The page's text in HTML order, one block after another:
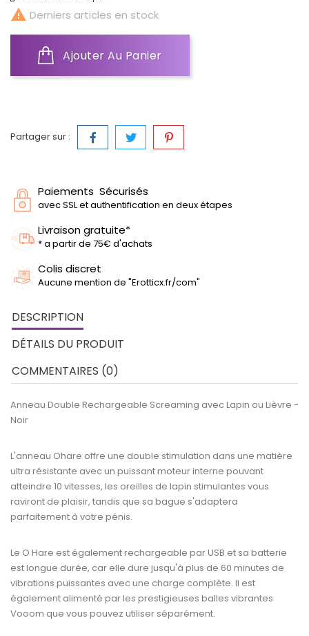
 Derniers articles en stock
Ajouter Au Panier
Partager sur :
Paiements Sécurisés
avec SSL et authentification en deux étapes
Livraison gratuite*
* a partir de 75€ d'achats
Colis discret
Aucune mention de "Erotticx.fr/com"
DESCRIPTION
DÉTAILS DU PRODUIT
COMMENTAIRES (0)
Anneau Double Rechargeable Screaming avec Lapin ou Lièvre -
Noir
L'anneau Ohare offre une double stimulation dans une matière
ultra résistante avec un puissant moteur interne pouvant
atteindre 10 vitesses, les oreilles de lapin stimulantes vous
raviront de plaisir, tandis que sa bague s'adaptera
parfaitement à votre pénis.
Le O Hare est également rechargeable par USB et sa batterie
est longue durée, car elle dure jusqu'à plus de 60 minutes de
vibrations puissantes avec une charge complète. Il est
également alimenté par les prestigieuses balles vibrantes
Vooom que vous pouvez utiliser séparément.